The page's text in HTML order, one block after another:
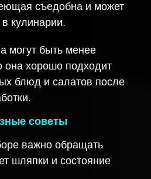
съедобна и может
в кулинарии.
могут быть менее
хорошо подходит
блюд и салатов после
советы
важно обращать
шляпки и состояние